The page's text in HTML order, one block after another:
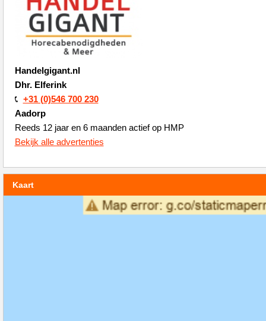
Handelgigant.nl
Dhr. Elferink
+31 (0)546 700 230
Aadorp
Reeds 12 jaar en 6 maanden actief op HMP
Bekijk alle advertenties
Kaart